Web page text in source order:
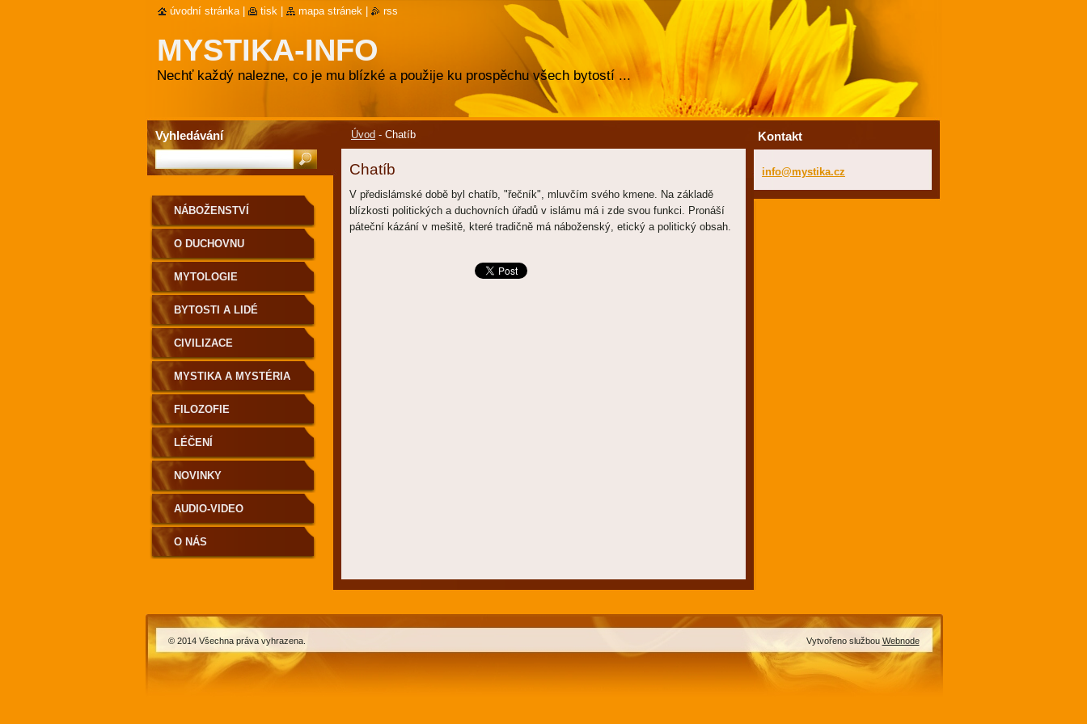
MYSTIKA-INFO
Nechť každý nalezne, co je mu blízké a použije ku prospěchu všech bytostí ...
Úvod - Chatíb
Chatíb
V předislámské době byl chatíb, "řečník", mluvčím svého kmene. Na základě
blízkosti politických a duchovních úřadů v islámu má i zde svou funkci. Pronáší
páteční kázání v mešitě, které tradičně má náboženský, etický a politický obsah.
NÁBOŽENSTVÍ
O DUCHOVNU
MYTOLOGIE
BYTOSTI A LIDÉ
CIVILIZACE
MYSTIKA A MYSTÉRIA
FILOZOFIE
LÉČENÍ
NOVINKY
AUDIO-VIDEO
O NÁS
Kontakt
info@mystika.cz
Vyhledávání
úvodní stránka tisk mapa stránek rss
© 2014 Všechna práva vyhrazena. Vytvořeno službou Webnode